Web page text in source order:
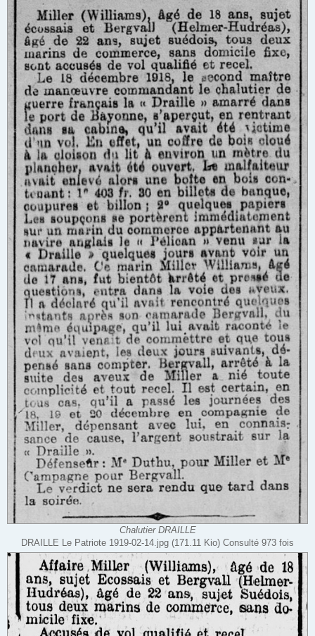
Chalutier DRAILLE
DRAILLE Le Patriote 1919-02-14.jpg (171.11 Kio) Consulté 973 fois